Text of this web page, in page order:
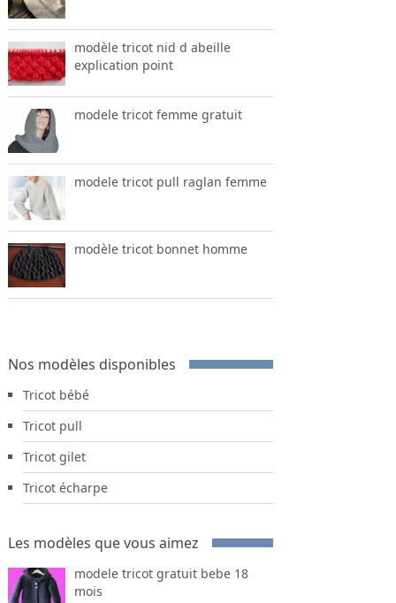
modèle tricot nid d abeille
explication point
modele tricot femme gratuit
modele tricot pull raglan femme
modèle tricot bonnet homme
Nos modèles disponibles
Tricot bébé
Tricot pull
Tricot gilet
Tricot écharpe
Les modèles que vous aimez
modele tricot gratuit bebe 18
mois